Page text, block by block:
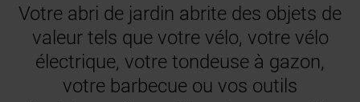
Votre abri de jardin abrite des objets de
valeur tels que votre vélo, votre vélo
électrique, votre tondeuse à gazon,
votre barbecue ou vos outils